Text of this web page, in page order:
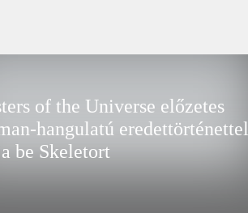
of the Universe előzetes
hangulatú eredettörténettel
be Skeletort